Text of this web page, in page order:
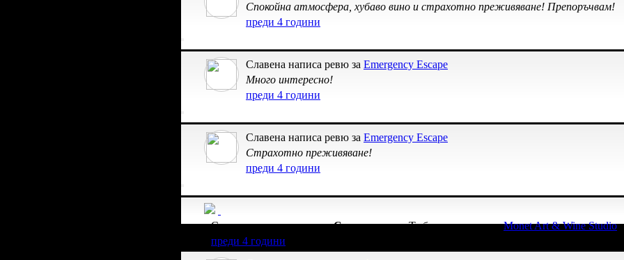
Спокойна атмосфера, хубаво вино и страхотно преживяване! Препоръчвам!
преди 4 години
Славена написа ревю за Emergency Escape
Много интересно!
преди 4 години
Славена написа ревю за Emergency Escape
Страхотно преживяване!
преди 4 години
Славена получава значкаСупер клиент. Тябеше връчена отMonet Art & Wine Studio,
преди 4 години